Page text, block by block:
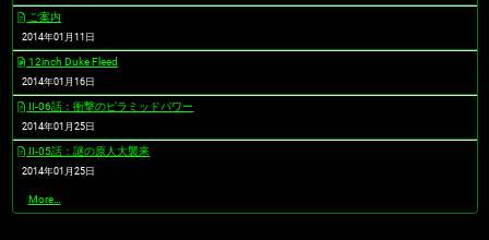
ご案内
2014年01月11日
12inch Duke Fleed
2014年01月16日
II-06話：衝撃のピラミッドパワー
2014年01月25日
II-05話：謎の原人大襲来
2014年01月25日
最
More…